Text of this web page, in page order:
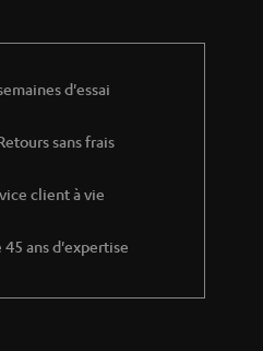
d'essai
sans frais
client à vie
45 ans d'expertise